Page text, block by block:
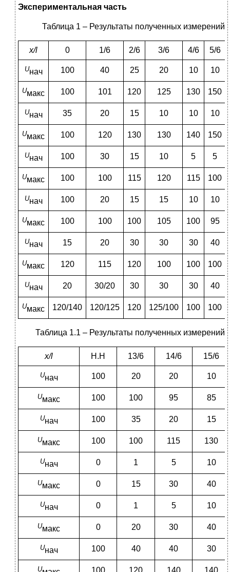
Экспериментальная часть
Таблица 1 – Результаты полученных измерений
x/l 0 1/6 2/6 3/6 4/6 5/6
Uнач 100 40 25 20 10 10
Uмакс 100 101 120 125 130 150
Uнач 35 20 15 10 10 10
Uмакс 100 120 130 130 140 150
Uнач 100 30 15 10 5 5
Uмакс 100 100 115 120 115 100
Uнач 100 20 15 15 10 10
Uмакс 100 100 100 105 100 95
Uнач 15 20 30 30 30 40
Uмакс 120 115 120 100 100 100
Uнач 20 30/20 30 30 30 40
Uмакс 120/140 120/125 120 125/100 100 100
Таблица 1.1 – Результаты полученных измерений
x/l Н.Н 13/6 14/6 15/6
Uнач 100 20 20 10
Uмакс 100 100 95 85
Uнач 100 35 20 15
Uмакс 100 100 115 130
Uнач 0 1 5 10
Uмакс 0 15 30 40
Uнач 0 1 5 10
Uмакс 0 20 30 40
Uнач 100 40 40 30
U